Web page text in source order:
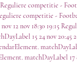
competitie -
competitie -
12 nov 18:30 19:15
15 24 nov 20:45
matchDayLabel 17